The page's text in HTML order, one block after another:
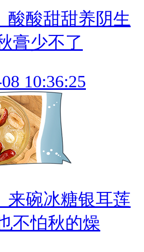
酸酸甜甜养阴生
膏少不了
10:36:25
来碗冰糖银耳莲
不怕秋的燥